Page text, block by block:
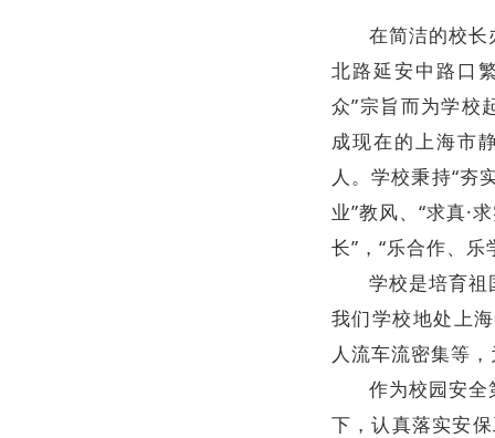
在简洁的校
北路延安中路口
众”宗旨而为学校
成现在的上海市
人。学校秉持“夯
业”教风、“求真·
长”，“乐合作、
学校是培育
我们学校地处上
人流车流密集等
作为校园安
下，认真落实安